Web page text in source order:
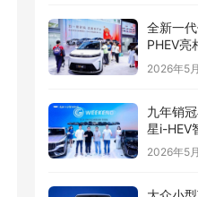
全新一
PHEV亮
国际车展
2026年5
九年销
星i-HEV
式上市
2026年5